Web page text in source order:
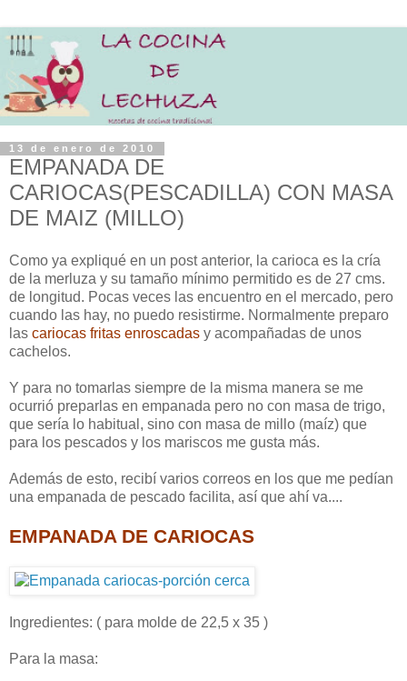
13 de enero de 2010
EMPANADA DE
CARIOCAS(PESCADILLA) CON MASA
DE MAIZ (MILLO)
Como ya expliqué en un post anterior, la carioca es la cría
de la merluza y su tamaño mínimo permitido es de 27 cms.
de longitud. Pocas veces las encuentro en el mercado, pero
cuando las hay, no puedo resistirme. Normalmente preparo
las cariocas fritas enroscadas y acompañadas de unos
cachelos.
Y para no tomarlas siempre de la misma manera se me
ocurrió preparlas en empanada pero no con masa de trigo,
que sería lo habitual, sino con masa de millo (maíz) que
para los pescados y los mariscos me gusta más.
Además de esto, recibí varios correos en los que me pedían
una empanada de pescado facilita, así que ahí va....
EMPANADA DE CARIOCAS
Ingredientes: ( para molde de 22,5 x 35 )
Para la masa: